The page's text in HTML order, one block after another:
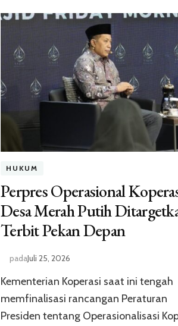
HUKUM
Perpres Operasional
Desa Merah Putih
Terbit Pekan Depan
padaJuli 25, 2026
Kementerian Koperasi saat ini tengah
memfinalisasi rancangan Peraturan
Presiden tentang Operasionalisasi